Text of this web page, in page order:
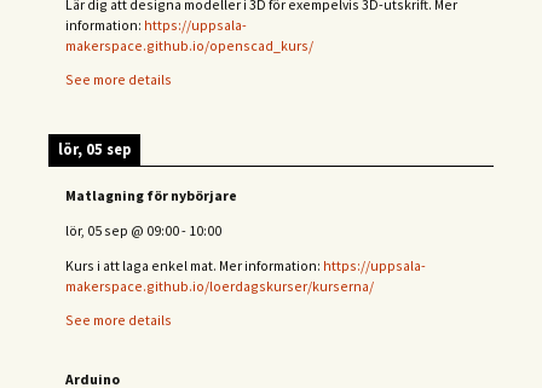
Lär dig att designa modeller i 3D för exempelvis 3D-utskrift. Mer
information: https://uppsala-
makerspace.github.io/openscad_kurs/
See more details
lör, 05 sep
Matlagning för nybörjare
lör, 05 sep @ 09:00- 10:00
Kurs i att laga enkel mat. Mer information: https://uppsala-
makerspace.github.io/loerdagskurser/kurserna/
See more details
Arduino